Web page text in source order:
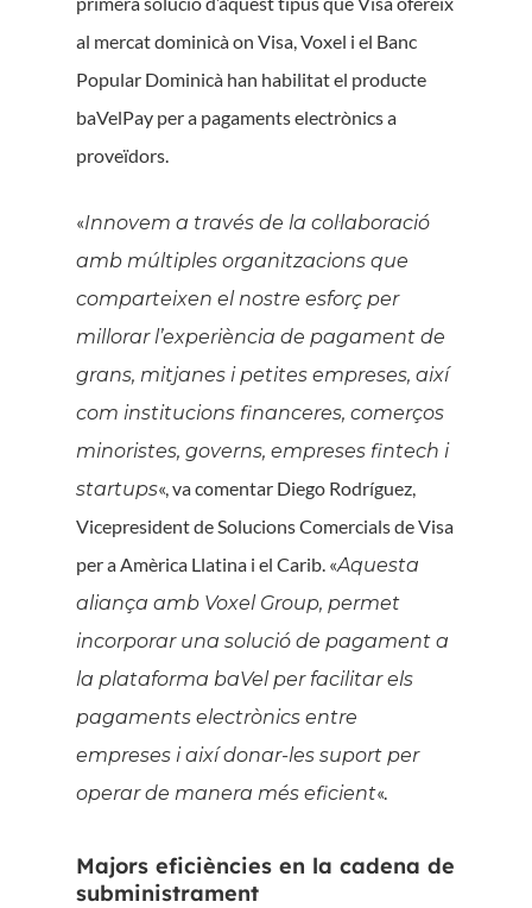
al mercat dominicà on Visa, Voxel i el Banc
Popular Dominicà han habilitat el producte
baVelPay per a pagaments electrònics a
proveïdors.
«Innovem a través de la col·laboració
amb múltiples organitzacions que
comparteixen el nostre esforç per
millorar l’experiència de pagament de
grans, mitjanes i petites empreses, així
com institucions financeres, comerços
minoristes, governs, empreses fintech i
startups«, va comentar Diego Rodríguez,
Vicepresident de Solucions Comercials de Visa
per a Amèrica Llatina i el Carib. «Aquesta
aliança amb Voxel Group, permet
incorporar una solució de pagament a
la plataforma baVel per facilitar els
pagaments electrònics entre
empreses i així donar-les suport per
operar de manera més eficient«.
Majors eficiències en la cadena de
subministrament